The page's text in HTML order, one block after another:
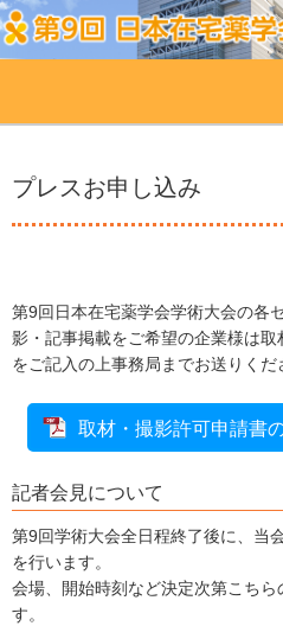
プレスお申し込み
第9回日本在宅薬学会学術大会の各
影・記事掲載をご希望の企業様は
をご記入の上事務局までお送りくだ
取材・撮影許可申請書
記者会見について
第9回学術大会全日程終了後に、当
を行います。
会場、開始時刻など決定次第こち
す。